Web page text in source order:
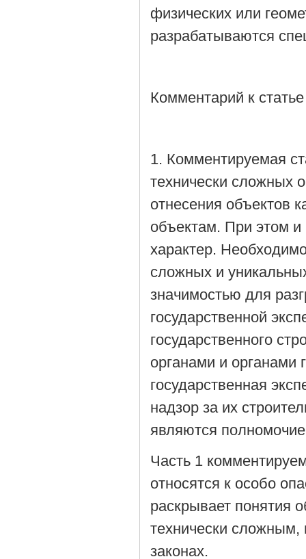
физических или
разрабатываются
Комментарий к
1. Комментируемая
технически сложных
отнесения объектов
объектам. При этом
характер.
сложных и
значимостью для
государственной
государственного
органами и органами
государственная
надзор за их
являются
Часть 1
относятся к особо
раскрывает понятия
технически
законах.